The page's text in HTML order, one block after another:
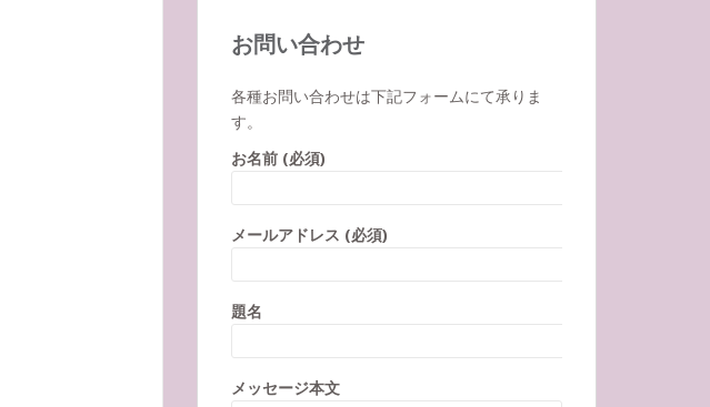
お問い合わせ
各種お問い合わせは下記フォームにて承りま
す。
お名前 (必須)
メールアドレス (必須)
題名
メッセージ本文